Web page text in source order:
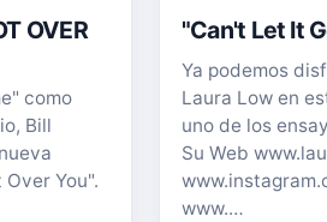
OVER
como
Bill
You".
"Can't Let It
Ya podemos
Laura Low en
uno de los
Su Web
www.…